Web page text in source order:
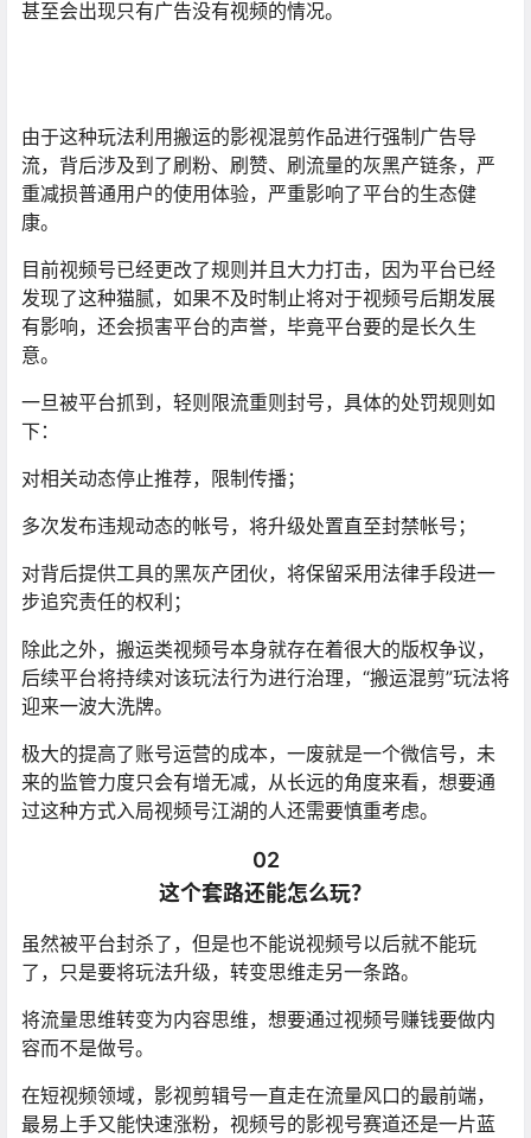
甚至会出现只有广告没有视频的情况。
由于这种玩法利用搬运的影视混剪作品进行强制广告导
流，背后涉及到了刷粉、刷赞、刷流量的灰黑产链条，严
重减损普通用户的使用体验，严重影响了平台的生态健
康。
目前视频号已经更改了规则并且大力打击，因为平台已经
发现了这种猫腻，如果不及时制止将对于视频号后期发展
有影响，还会损害平台的声誉，毕竟平台要的是长久生
意。
一旦被平台抓到，轻则限流重则封号，具体的处罚规则如
下：
对相关动态停止推荐，限制传播；
多次发布违规动态的帐号，将升级处置直至封禁帐号；
对背后提供工具的黑灰产团伙，将保留采用法律手段进一
步追究责任的权利；
除此之外，搬运类视频号本身就存在着很大的版权争议，
后续平台将持续对该玩法行为进行治理，“搬运混剪”玩法将
迎来一波大洗牌。
极大的提高了账号运营的成本，一废就是一个微信号，未
来的监管力度只会有增无减，从长远的角度来看，想要通
过这种方式入局视频号江湖的人还需要慎重考虑。
02
这个套路还能怎么玩？
虽然被平台封杀了，但是也不能说视频号以后就不能玩
了，只是要将玩法升级，转变思维走另一条路。
将流量思维转变为内容思维，想要通过视频号赚钱要做内
容而不是做号。
在短视频领域，影视剪辑号一直走在流量风口的最前端，
最易上手又能快速涨粉，视频号的影视号赛道还是一片蓝